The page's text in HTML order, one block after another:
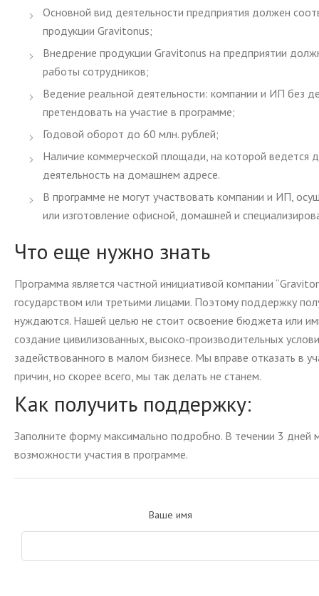
Основной вид деятельности предприятия должен
продукции Gravitonus;
Внедрение продукции Gravitonus на предприятии
работы сотрудников;
Ведение реальной деятельности: компании и ИП без
претендовать на участие в программе;
Годовой оборот до 60 млн. рублей;
Наличие коммерческой площади, на которой ведется
деятельность на домашнем адресе.
В программе не могут участвовать компании и ИП,
или изготовление офисной, домашней и
Что еще нужно знать
Программа является частной инициативой компании
государством или третьими лицами. Поэтому поддержку
нуждаются. Нашей целью не стоит освоение бюджета или
создание цивилизованных, высоко-производительных
задействованного в малом бизнесе. Мы вправе отказать в
причин, но скорее всего, мы так делать не станем.
Как получить поддержку:
Заполните форму максимально подробно. В течении 3
возможности участия в программе.
Ваше имя